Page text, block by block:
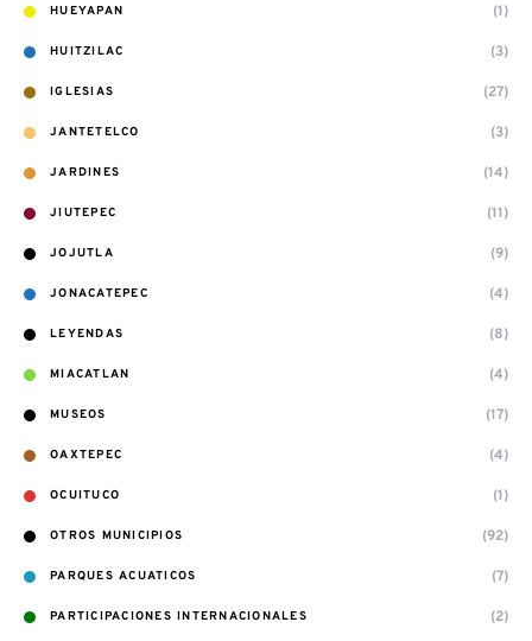
HUEYAPAN (1)
HUITZILAC (3)
IGLESIAS (27)
JANTETELCO (3)
JARDINES (14)
JIUTEPEC (11)
JOJUTLA (9)
JONACATEPEC (4)
LEYENDAS (8)
MIACATLAN (4)
MUSEOS (17)
OAXTEPEC (4)
OCUITUCO (1)
OTROS MUNICIPIOS (92)
PARQUES ACUATICOS (7)
PARTICIPACIONES INTERNACIONALES (2)